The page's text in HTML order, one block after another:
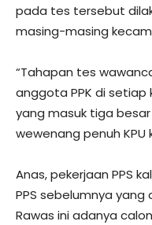
pada tes tersebut
masing-masing
“Tahapan tes
anggota PPK di
yang masuk tiga
wewenang penuh KPU
Anas, pekerjaan PPS
PPS sebelumnya yang
Rawas ini adanya